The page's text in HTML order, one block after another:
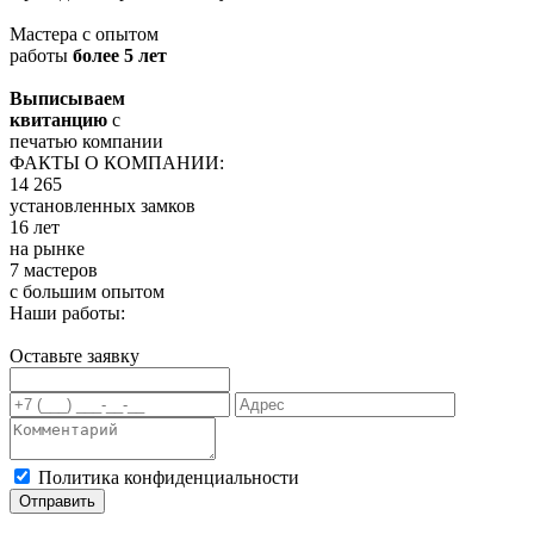
Мастера с опытом
работы более 5 лет
Выписываем
квитанцию с
печатью компании
ФАКТЫ О КОМПАНИИ:
14 265
установленных замков
16 лет
на рынке
7 мастеров
с большим опытом
Наши работы:
Оставьте заявку
Политика конфиденциальности
Отправить